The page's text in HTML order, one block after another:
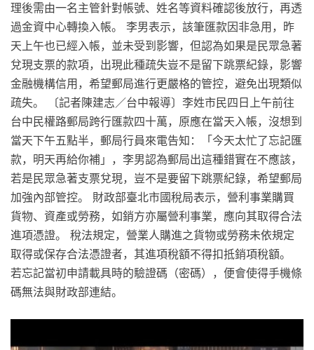
理後需由一名主管針對帳號、姓名等資料確認後放行，再透
過金資中心轉換入帳。 李男表示，該筆匯款因非急用，昨
天上午也已經入帳，並未受到影響，但認為如果是民眾急著
兌現支票的款項，出現此種疏失豈不是留下跳票紀錄，影響
金融機構信用，希望郵局進行更嚴格的管控，避免出現類似
疏失。 〔記者陳建志／台中報導〕李姓市民四日上午前往
台中民權路郵局跨行匯款四十萬，原應在當天入帳，沒想到
當天下午五點半，郵局行員來電告知：「今天太忙了忘記匯
款，明天再給你補」，李男認為郵局出這種錯實在不應該，
若是民眾急著支票兌現，豈不是要留下跳票紀錄，希望郵局
加強內部管控。 財政部臺北市國稅局表示，營利事業購買
貨物、資產或勞務，如銷方亦屬營利事業，應向其取得合法
進項憑證。 稅法規定，營業人購進之貨物或勞務未依規定
取得或保存合法憑證者，其進項稅額不得扣抵銷項稅額。
若忘記當初申請載具時的驗證碼（密碼），便會使得手機條
碼無法與財政部連結。